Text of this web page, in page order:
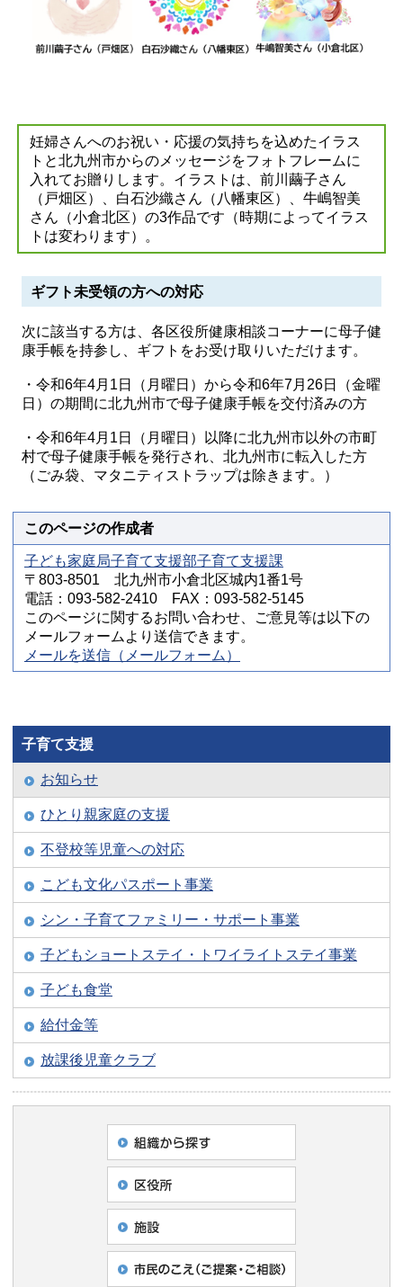
妊婦さんへのお祝い・応援の気持ちを込めたイラス
トと北九州市からのメッセージをフォトフレームに
入れてお贈りします。イラストは、前川繭子さん
（戸畑区）、白石沙織さん（八幡東区）、牛嶋智美
さん（小倉北区）の3作品です（時期によってイラス
トは変わります）。
ギフト未受領の方への対応
次に該当する方は、各区役所健康相談コーナーに母子健
康手帳を持参し、ギフトをお受け取りいただけます。
・令和6年4月1日（月曜日）から令和6年7月26日（金曜
日）の期間に北九州市で母子健康手帳を交付済みの方
・令和6年4月1日（月曜日）以降に北九州市以外の市町
村で母子健康手帳を発行され、北九州市に転入した方
（ごみ袋、マタニティストラップは除きます。）
このページの作成者
子ども家庭局子育て支援部子育て支援課
〒803-8501 北九州市小倉北区城内1番1号
電話：093-582-2410 FAX：093-582-5145
このページに関するお問い合わせ、ご意見等は以下の
メールフォームより送信できます。
メールを送信（メールフォーム）
子育て支援
お知らせ
ひとり親家庭の支援
不登校等児童への対応
こども文化パスポート事業
シン・子育てファミリー・サポート事業
子どもショートステイ・トワイライトステイ事業
子ども食堂
給付金等
放課後児童クラブ